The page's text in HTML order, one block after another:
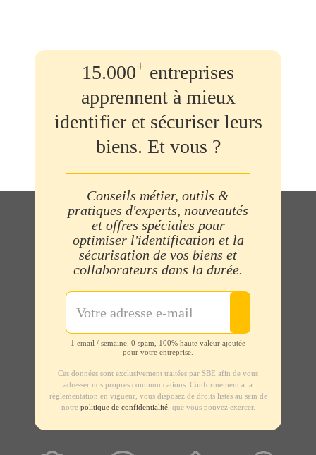
15.000+ entreprises
apprennent à mieux
identifier et sécuriser leurs
biens. Et vous ?
Conseils métier, outils &
pratiques d'experts, nouveautés
et offres spéciales pour
optimiser l'identification et la
sécurisation de vos biens et
collaborateurs dans la durée.
1 email / semaine. 0 spam, 100% haute valeur ajoutée
pour votre entreprise.
Ces données sont exclusivement traitées par SBE afin de vous
adresser nos propres communications. Conformément à la
règlementation en vigueur, vous disposez de droits listés au sein de
notre politique de confidentialité, que vous pouvez exercer.